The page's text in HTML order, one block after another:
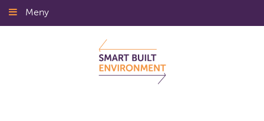
Gå
till
Meny